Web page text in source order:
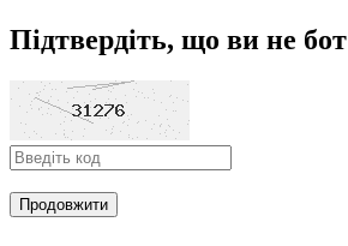
Підтвердіть, що ви не бот
Продовжити